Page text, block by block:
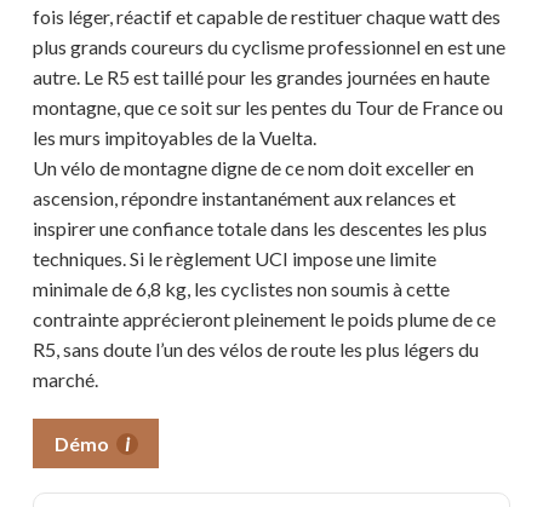
fois léger, réactif et capable de restituer chaque watt des
plus grands coureurs du cyclisme professionnel en est une
autre. Le R5 est taillé pour les grandes journées en haute
montagne, que ce soit sur les pentes du Tour de France ou
les murs impitoyables de la Vuelta.
Un vélo de montagne digne de ce nom doit exceller en
ascension, répondre instantanément aux relances et
inspirer une confiance totale dans les descentes les plus
techniques. Si le règlement UCI impose une limite
minimale de 6,8 kg, les cyclistes non soumis à cette
contrainte apprécieront pleinement le poids plume de ce
R5, sans doute l’un des vélos de route les plus légers du
marché.
Démo i